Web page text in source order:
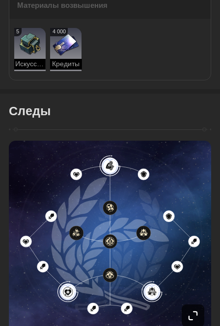
Материалы возвышения
5
Искусственный механический компонент
4 000
Кредиты
Следы